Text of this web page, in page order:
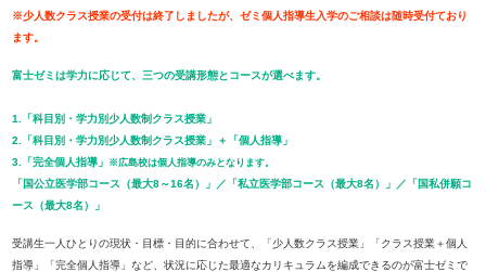
※少人数クラス授業の受付は終了しましたが、ゼミ個人指導生入学のご相談は随時受付ており
ます。
富士ゼミは学力に応じて、三つの受講形態とコースが選べます。
1.「科目別・学力別少人数制クラス授業」
2.「科目別・学力別少人数制クラス授業」＋「個人指導」
3.「完全個人指導」 ※広島校は個人指導のみとなります。
「国公立医学部コース（最大8～16名）」／「私立医学部コース（最大8名）」／「国私併願コ
ース（最大8名）」
受講生一人ひとりの現状・目標・目的に合わせて、「少人数クラス授業」「クラス授業＋個人
指導」「完全個人指導」など、状況に応じた最適なカリキュラムを編成できるのが富士ゼミで